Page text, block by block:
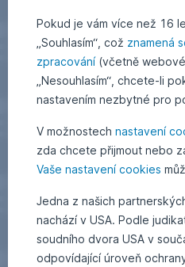
Pokud je vám více než 16
„Souhlasím“, což znamená
zpracování(včetně
„Nesouhlasím“, chcete-li
nastavením nezbytné pro
V možnostech nastavení
zda chcete přijmout nebo
Vaše nastavení cookies
Jedna z našich
nachází v USA. Podle
soudního dvora USA v
odpovídající úroveň